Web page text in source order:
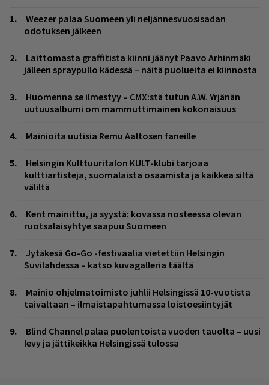
Weezer palaa Suomeen yli neljännesvuosisadan
odotuksen jälkeen
Laittomasta graffitista kiinni jäänyt Paavo Arhinmäki
jälleen spraypullo kädessä – näitä puolueita ei kiinnosta
Huomenna se ilmestyy – CMX:stä tutun A.W. Yrjänän
uutuusalbumi om mammuttimainen kokonaisuus
Mainioita uutisia Remu Aaltosen faneille
Helsingin Kulttuuritalon KULT-klubi tarjoaa
kulttiartisteja, suomalaista osaamista ja kaikkea siltä
väliltä
Kent mainittu, ja syystä: kovassa nosteessa olevan
ruotsalaisyhtye saapuu Suomeen
Jytäkesä Go-Go -festivaalia vietettiin Helsingin
Suvilahdessa – katso kuvagalleria täältä
Mainio ohjelmatoimisto juhlii Helsingissä 10-vuotista
taivaltaan – ilmaistapahtumassa loistoesiintyjät
Blind Channel palaa puolentoista vuoden tauolta – uusi
levy ja jättikeikka Helsingissä tulossa